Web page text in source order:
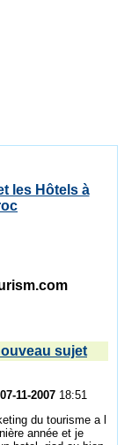
les Hôtels à
sujet
07-11-2007 18:51
du tourisme a l
année et je